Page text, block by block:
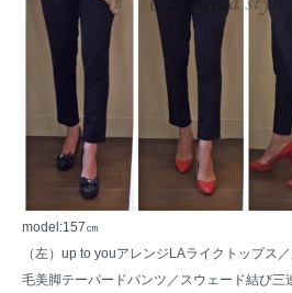
model:157㎝
（左） up to youアレンジLAライクトップス
毛美脚テーパードパンツ／ スウェード結び三